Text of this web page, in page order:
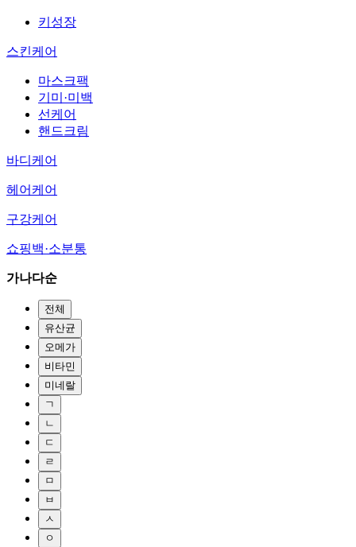
키성장
스킨케어
마스크팩
기미·미백
선케어
핸드크림
바디케어
헤어케어
구강케어
쇼핑백·소분통
가나다순
전체
유산균
오메가
비타민
미네랄
ㄱ
ㄴ
ㄷ
ㄹ
ㅁ
ㅂ
ㅅ
ㅇ